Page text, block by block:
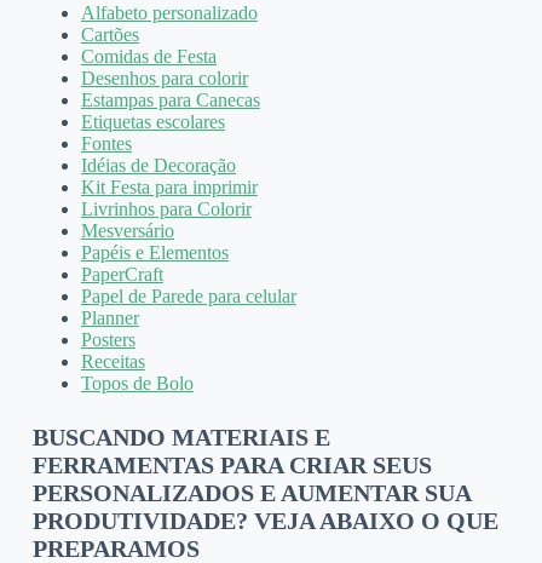
Alfabeto personalizado
Cartões
Comidas de Festa
Desenhos para colorir
Estampas para Canecas
Etiquetas escolares
Fontes
Idéias de Decoração
Kit Festa para imprimir
Livrinhos para Colorir
Mesversário
Papéis e Elementos
PaperCraft
Papel de Parede para celular
Planner
Posters
Receitas
Topos de Bolo
BUSCANDO MATERIAIS E
FERRAMENTAS PARA CRIAR SEUS
PERSONALIZADOS E AUMENTAR SUA
PRODUTIVIDADE? VEJA ABAIXO O QUE
PREPARAMOS